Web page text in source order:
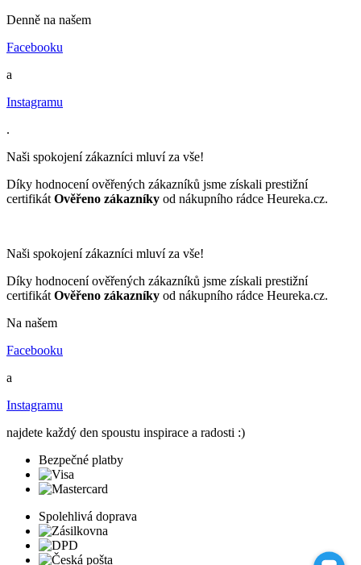
Denně na našem
Facebooku
a
Instagramu
.
Naši spokojení zákazníci mluví za vše!
Díky hodnocení ověřených zákazníků jsme získali prestižní
certifikát Ověřeno zákazníky od nákupního rádce Heureka.cz.
Naši spokojení zákazníci mluví za vše!
Díky hodnocení ověřených zákazníků jsme získali prestižní
certifikát Ověřeno zákazníky od nákupního rádce Heureka.cz.
Na našem
Facebooku
a
Instagramu
najdete každý den spoustu inspirace a radosti :)
Bezpečné platby
Spolehlivá doprava